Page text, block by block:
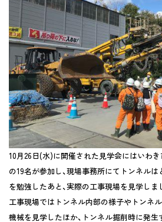
10月26日(水)に開催された見学会にはいわ
の19名が参加し、現場事務所にてトンネル
を勉強したあと、実際の工事現場を見学しま
工事現場ではトンネル内部の様子やトンネ
機械を見学したほか、トンネル掘削時に発